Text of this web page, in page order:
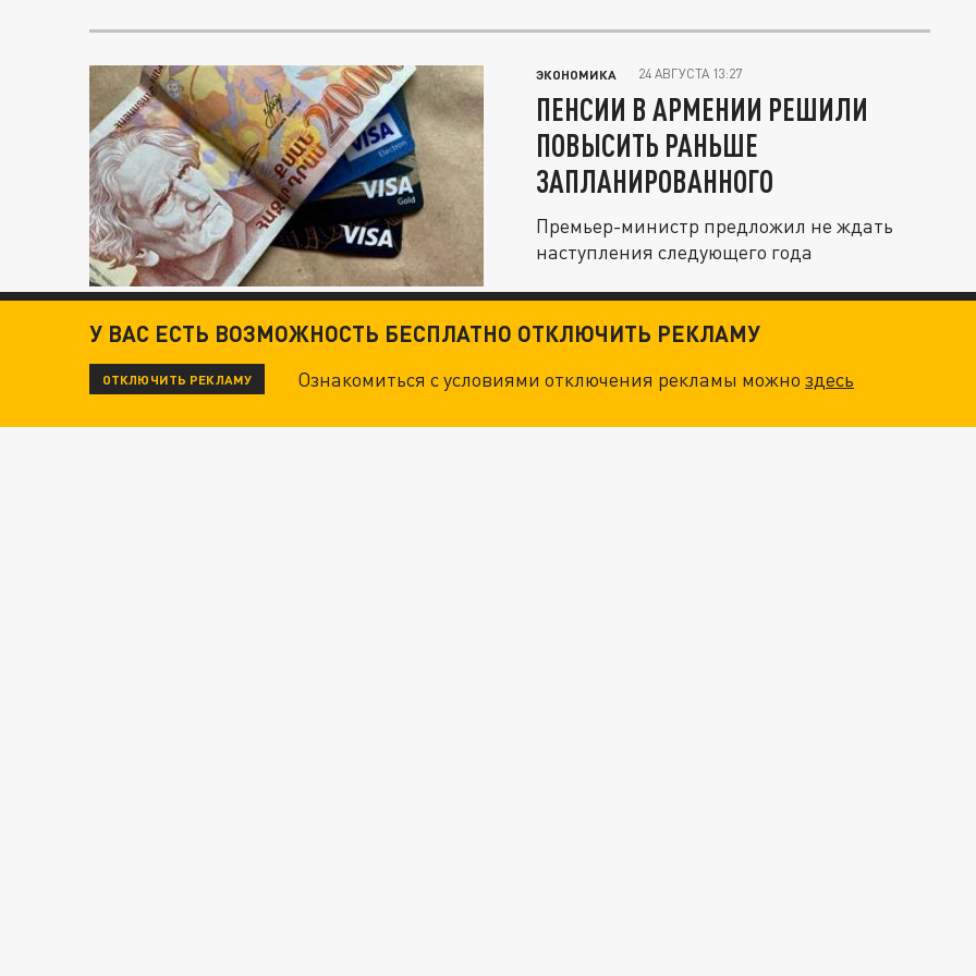
ЭКОНОМИКА 24 АВГУСТА 13:27
ПЕНСИИ В АРМЕНИИ РЕШИЛИ
ПОВЫСИТЬ РАНЬШЕ
ЗАПЛАНИРОВАННОГО
Премьер-министр предложил не ждать
наступления следующего года
У ВАС ЕСТЬ ВОЗМОЖНОСТЬ БЕСПЛАТНО ОТКЛЮЧИТЬ РЕКЛАМУ
ОТКЛЮЧИТЬ РЕКЛАМУ Ознакомиться с условиями отключения рекламы можноздесь